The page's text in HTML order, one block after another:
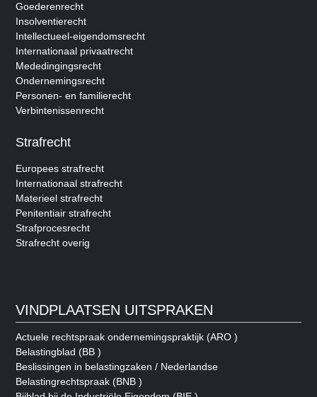
Goederenrecht
Insolventierecht
Intellectueel-eigendomsrecht
Internationaal privaatrecht
Mededingingsrecht
Ondernemingsrecht
Personen- en familierecht
Verbintenissenrecht
Strafrecht
Europees strafrecht
Internationaal strafrecht
Materieel strafrecht
Penitentiair strafrecht
Strafprocesrecht
Strafrecht overig
VINDPLAATSEN UITSPRAKEN
Actuele rechtspraak ondernemingspraktijk (ARO )
Belastingblad (BB )
Beslissingen in belastingzaken / Nederlandse
Belastingrechtspraak (BNB )